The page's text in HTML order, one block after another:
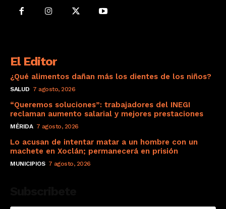
El Editor
¿Qué alimentos dañan más los dientes de los niños?
SALUD 7 agosto, 2026
“Queremos soluciones”: trabajadores del INEGI
reclaman aumento salarial y mejores prestaciones
MÉRIDA 7 agosto, 2026
Lo acusan de intentar matar a un hombre con un
machete en Xoclán; permanecerá en prisión
MUNICIPIOS 7 agosto, 2026